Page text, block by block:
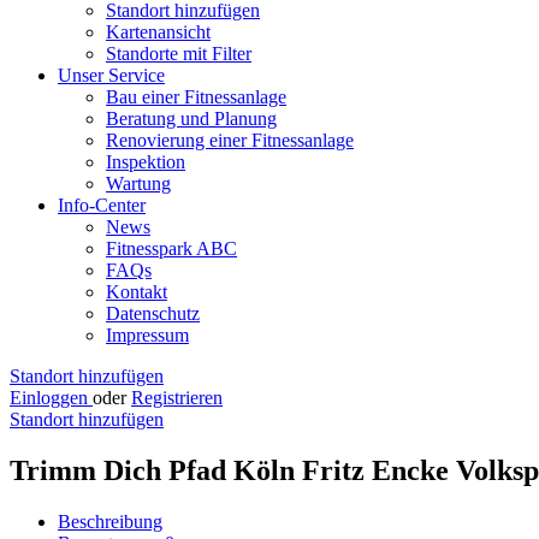
Standort hinzufügen
Kartenansicht
Standorte mit Filter
Unser Service
Bau einer Fitnessanlage
Beratung und Planung
Renovierung einer Fitnessanlage
Inspektion
Wartung
Info-Center
News
Fitnesspark ABC
FAQs
Kontakt
Datenschutz
Impressum
Standort hinzufügen
Einloggen oder Registrieren
Standort hinzufügen
Trimm Dich Pfad Köln Fritz Encke
Beschreibung